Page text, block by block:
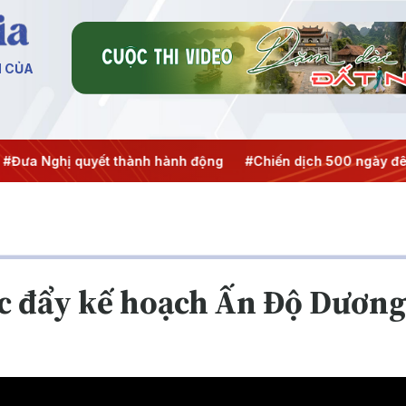
CỦA
quyết thành hành động #Chiến dịch 500 ngày đêm
đẩy kế hoạch Ấn Độ